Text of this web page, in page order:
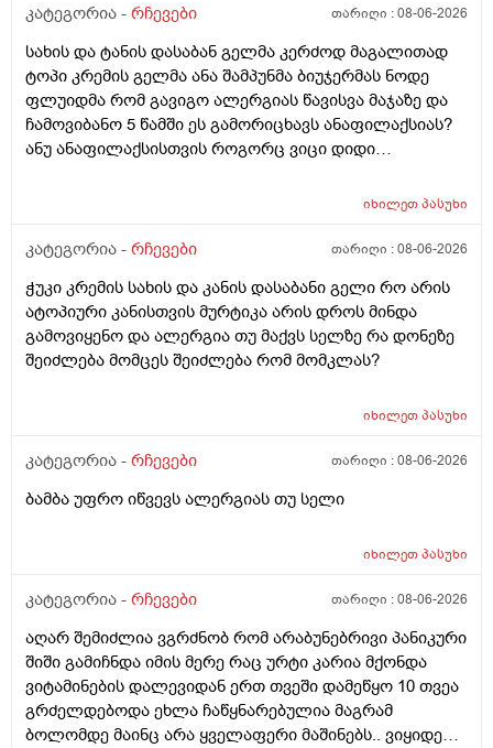
კატეგორია - რჩევები თარიღი :08-06-2026
სახის და ტანის დასაბან გელმა კერძოდ მაგალითად
ტოპი კრემის გელმა ანა შამპუნმა ბიუჯერმას ნოდე
ფლუიდმა რომ გავიგო ალერგიას წავისვა მაჯაზე და
ჩამოვიბანო 5 წამში ეს გამორიცხავს ანაფილაქსიას?
ანუ ანაფილაქსისთვის როგორც ვიცი დიდი
ანაფილაქცია განვითარდეს სწორია? ანუ იმ
კონკრეტული რაღაც ნივთიერების მიმართ ეს ტესტი
ტესტი დიდი დიდი გამოყაროს ხო?
იხილეთპასუხი
კატეგორია - რჩევები თარიღი :08-06-2026
ჭუკი კრემის სახის და კანის დასაბანი გელი რო არის
ატოპიური კანისთვის მურტიკა არის დროს მინდა
გამოვიყენო და ალერგია თუ მაქვს სელზე რა დონეზე
შეიძლება მომცეს შეიძლება რომ მომკლას?
იხილეთპასუხი
კატეგორია - რჩევები თარიღი :08-06-2026
ბამბა უფრო იწვევს ალერგიას თუ სელი
იხილეთპასუხი
კატეგორია - რჩევები თარიღი :08-06-2026
აღარ შემიძლია ვგრძნობ რომ არაბუნებრივი პანიკური
შიში გამიჩნდა იმის მერე რაც ურტი კარია მქონდა
ვიტამინების დალევიდან ერთ თვეში დამეწყო 10 თვეა
გრძელდებოდა ეხლა ჩაწყნარებულია მაგრამ
ბოლომდე მაინც არა ყველაფერი მაშინებს.. ვიყიდე